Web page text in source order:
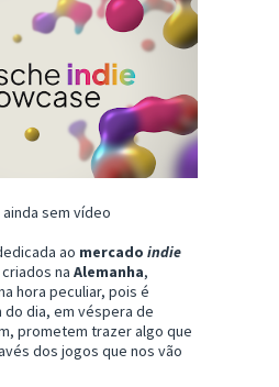
ainda sem vídeo
ao mercado indie
na Alemanha,
hora peculiar, pois é
dia, em véspera de
prometem trazer algo que
dos jogos que nos vão